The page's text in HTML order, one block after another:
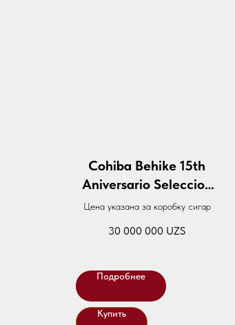
Cohiba Behike 15th
Aniversario Seleccion
(Box Of 4)
Цена указана за коробку сигар
30 000 000 UZS
Подробнее
Купить